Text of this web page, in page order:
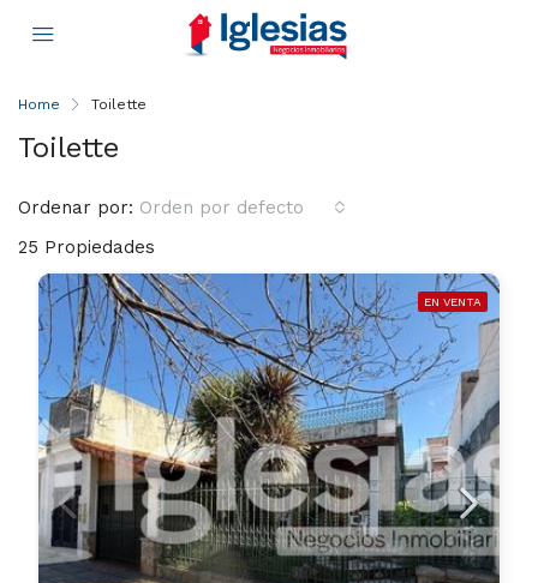
Home Toilette
Toilette
25 Propiedades
Ordenar por: Orden por defecto
EN VENTA